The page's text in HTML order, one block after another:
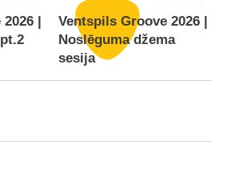
|
Ventspils Groove 2026 |
Noslēguma džema
sesija